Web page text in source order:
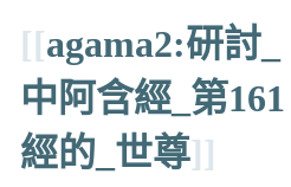
[[agama2:研討_
中阿含經_第161
經的_世尊]]